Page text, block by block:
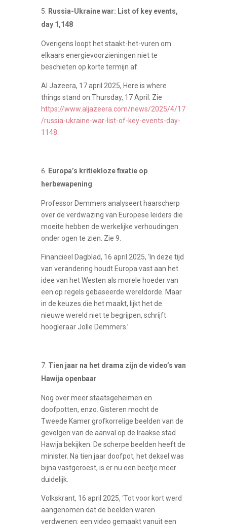
Russia-Ukraine war: List of key events,
day 1,148
Overigens loopt het staakt-het-vuren om
elkaars energievoorzieningen niet te
beschieten op korte termijn af.
Al Jazeera, 17 april 2025, Here is where
things stand on Thursday, 17 April. Zie
https://www.aljazeera.com/news/2025/4/17
/russia-ukraine-war-list-of-key-events-day-
1148
Europa’s kritiekloze fixatie op
herbewapening
Professor Demmers analyseert haarscherp
over de verdwazing van Europese leiders die
moeite hebben de werkelijke verhoudingen
onder ogen te zien. Zie 9.
Financieel Dagblad, 16 april 2025, ‘In deze tijd
van verandering houdt Europa vast aan het
idee van het Westen als morele hoeder van
een op regels gebaseerde wereldorde. Maar
in de keuzes die het maakt, lijkt het de
nieuwe wereld niet te begrijpen, schrijft
hoogleraar Jolle Demmers.’
Tien jaar na het drama zijn de video’s van
Hawija openbaar
Nog over meer staatsgeheimen en
doofpotten, enzo. Gisteren mocht de
Tweede Kamer grofkorrelige beelden van de
gevolgen van de aanval op de Iraakse stad
Hawija bekijken. De scherpe beelden heeft de
minister. Na tien jaar doofpot, het deksel was
bijna vastgeroest, is er nu een beetje meer
duidelijk.
Volkskrant, 16 april 2025, ‘Tot voor kort werd
aangenomen dat de beelden waren
verdwenen: een video gemaakt vanuit een